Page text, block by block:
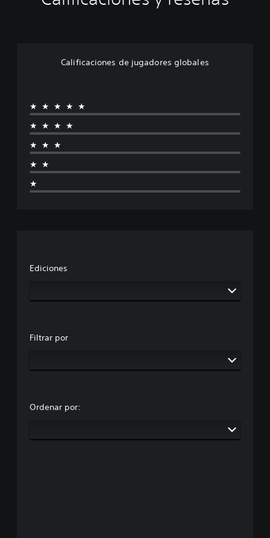
Calificaciones de jugadores globales
★★★★★
★★★★
★★★
★★
★
Ediciones
Filtrar por
Ordenar por: